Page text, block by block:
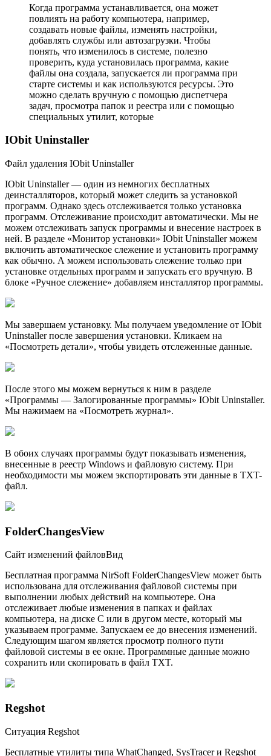
Когда программа устанавливается, она может
повлиять на работу компьютера, например,
создавать новые файлы, изменять настройки,
добавлять службы или автозагрузки. Чтобы
понять, что изменилось в системе, полезно
проверить, куда установилась программа, какие
файлы она создала, запускается ли программа при
старте системы и как используются ресурсы. Это
можно сделать вручную с помощью диспетчера
задач, просмотра папок и реестра или с помощью
специальных утилит, которые
IObit Uninstaller
Файл удаления IObit Uninstaller
IObit Uninstaller — один из немногих бесплaтных
деинсталляторов, который может следить за установкой
программ. Однако здесь отслеживается только установка
программ. Отслеживание происходит автоматически. Мы не
можем отслеживать запуск программы и внесение настроек в
ней. В разделе «Монитор установки» IObit Uninstaller можем
включить автоматическое слежение и установить программу
как обычно. А можем использовать слежение только при
установке отдельных программ и запускать его вручную. В
блоке «Ручное слежение» добавляем инсталлятор программы.
Мы завершаем установку. Мы получаем уведомление от IObit
Uninstaller после завершения установки. Кликаем на
«Посмотреть детали», чтобы увидеть отслеженные данные.
После этого мы можем вернуться к ним в разделе
«Программы — Залогированные программы» IObit Uninstaller.
Мы нажимаем на «Посмотреть журнал».
В обоих случаях программы будут показывать изменения,
внесенные в реестр Windows и файловую систему. При
необходимости мы можем экспортировать эти данные в TXT-
файл.
FolderChangesView
Сайт изменений файловВид
Бесплатная программа NirSoft FolderChangesView может быть
использована для отслеживания файловой системы при
выполнении любых действий на компьютере. Она
отслеживает любые изменения в папках и файлах
компьютера, на диске С или в другом месте, который мы
указываем программе. Запускаем ее до внесения изменений.
Следующим шагом является просмотр полного пути
файловой системы в ее окне. Программные данные можно
сохранить или скопировать в файл TXT.
Regshot
Ситуация Regshot
Бесплатные утилиты типа WhatChanged, SysTracer и Regshot